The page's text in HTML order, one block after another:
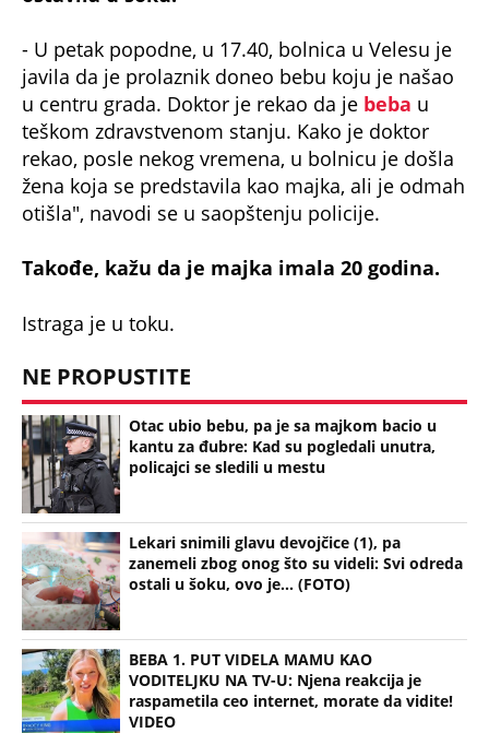
- U petak popodne, u 17.40, bolnica u Velesu je
javila da je prolaznik doneo bebu koju je našao
u centru grada. Doktor je rekao da je beba u
teškom zdravstvenom stanju. Kako je doktor
rekao, posle nekog vremena, u bolnicu je došla
žena koja se predstavila kao majka, ali je odmah
otišla", navodi se u saopštenju policije.
Takođe, kažu da je majka imala 20 godina.
Istraga je u toku.
NE PROPUSTITE
Otac ubio bebu, pa je sa majkom bacio u
kantu za đubre: Kad su pogledali unutra,
policajci se sledili u mestu
Lekari snimili glavu devojčice (1), pa
zanemeli zbog onog što su videli: Svi odreda
ostali u šoku, ovo je... (FOTO)
BEBA 1. PUT VIDELA MAMU KAO
VODITELJKU NA TV-U: Njena reakcija je
raspametila ceo internet, morate da vidite!
VIDEO